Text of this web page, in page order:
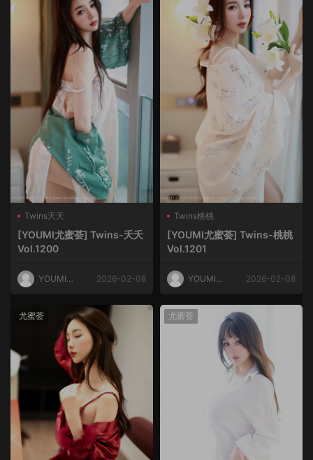
Twins夭夭
[YOUMI尤蜜荟] Twins-夭夭
Vol.1200
YOUMI尤
2026-02-08
Twins桃桃
[YOUMI尤蜜荟] Twins-桃桃
Vol.1201
YOUMI尤
2026-02-08
尤蜜荟 尤蜜荟